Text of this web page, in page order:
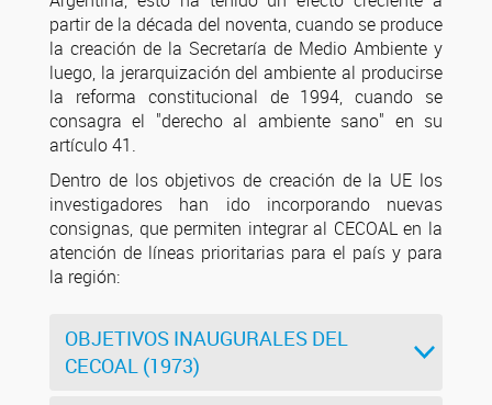
partir de la década del noventa, cuando se produce
la creación de la Secretaría de Medio Ambiente y
luego, la jerarquización del ambiente al producirse
la reforma constitucional de 1994, cuando se
consagra el "derecho al ambiente sano" en su
artículo 41.
Dentro de los objetivos de creación de la UE los
investigadores han ido incorporando nuevas
consignas, que permiten integrar al CECOAL en la
atención de líneas prioritarias para el país y para
la región:
OBJETIVOS INAUGURALES DEL
CECOAL (1973)